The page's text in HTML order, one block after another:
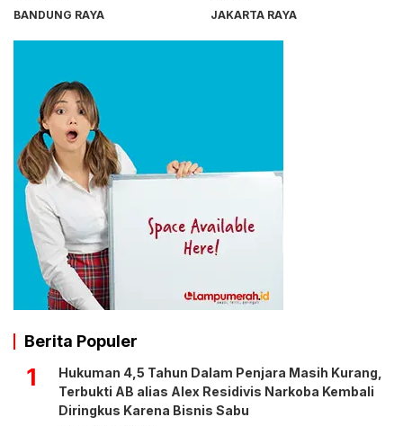
BANDUNG RAYA
JAKARTA RAYA
Berita Populer
1
Hukuman 4,5 Tahun Dalam Penjara Masih Kurang,
Terbukti AB alias Alex Residivis Narkoba Kembali
Diringkus Karena Bisnis Sabu